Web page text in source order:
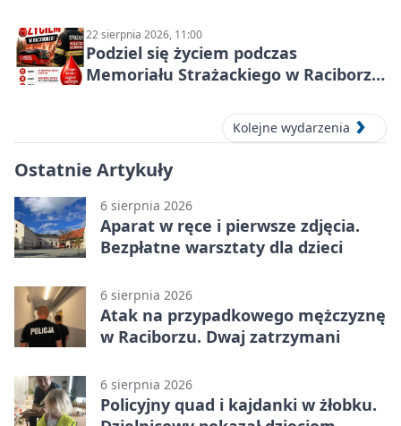
22 sierpnia 2026, 11:00
Podziel się życiem podczas
Memoriału Strażackiego w Raciborzu
Kolejne wydarzenia
Ostatnie Artykuły
6 sierpnia 2026
Aparat w ręce i pierwsze zdjęcia.
Bezpłatne warsztaty dla dzieci
6 sierpnia 2026
Atak na przypadkowego mężczyznę
w Raciborzu. Dwaj zatrzymani
6 sierpnia 2026
Policyjny quad i kajdanki w żłobku.